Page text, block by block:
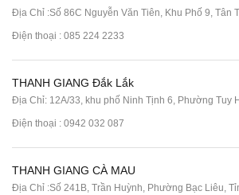
Địa Chỉ :Số 86C Nguyễn Văn Tiên, Khu Phố 9, Tân
Điện thoại : 085 224 2233
THANH GIANG Đắk Lắk
Địa Chỉ: 12A/33, khu phố Ninh Tịnh 6, Phường Tuy
Điện thoại : 0942 032 087
THANH GIANG CÀ MAU
Địa Chỉ :Số 241B, Trần Huỳnh, Phường Bạc Liêu,